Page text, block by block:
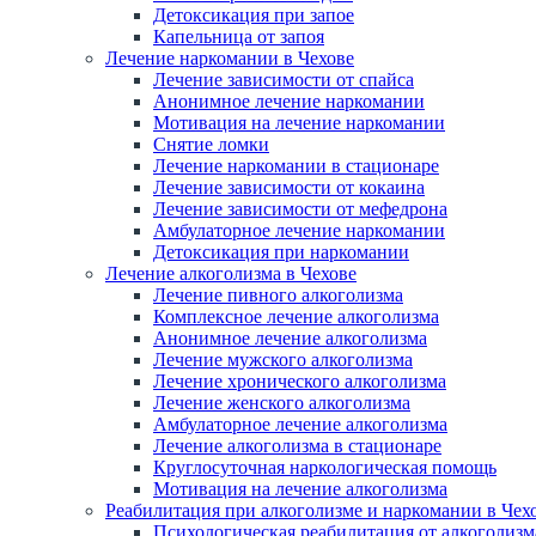
Детоксикация при запое
Капельница от запоя
Лечение наркомании в Чехове
Лечение зависимости от спайса
Анонимное лечение наркомании
Мотивация на лечение наркомании
Снятие ломки
Лечение наркомании в стационаре
Лечение зависимости от кокаина
Лечение зависимости от мефедрона
Амбулаторное лечение наркомании
Детоксикация при наркомании
Лечение алкоголизма в Чехове
Лечение пивного алкоголизма
Комплексное лечение алкоголизма
Анонимное лечение алкоголизма
Лечение мужского алкоголизма
Лечение хронического алкоголизма
Лечение женского алкоголизма
Амбулаторное лечение алкоголизма
Лечение алкоголизма в стационаре
Круглосуточная наркологическая помощь
Мотивация на лечение алкоголизма
Реабилитация при алкоголизме и наркомании в
Психологическая реабилитация от